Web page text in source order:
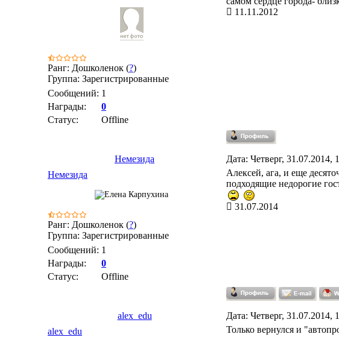
Ранг: Дошколенок (?)
Группа: Зарегистрированные
Сообщений: 1
Награды:
0
Статус:
Offline
11.11.2012
Немезида Дата: Четверг,
Немезида
Ранг: Дошколенок (?)
Группа: Зарегистрированные
Сообщений: 1
Награды:
0
Статус:
Offline
Алексей, ага, и еще
подходящие недорогие
31.07.2014
alex_edu Дата: Четверг,
alex_edu
Только вернулся и